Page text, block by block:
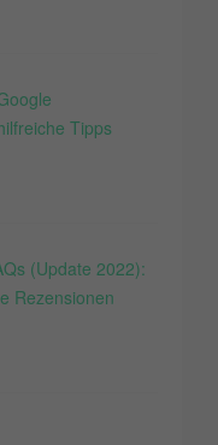
Tipps
(Update 2022):
Rezensionen